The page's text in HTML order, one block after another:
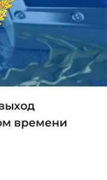
времени